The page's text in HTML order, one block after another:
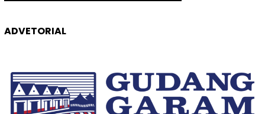
ADVETORIAL